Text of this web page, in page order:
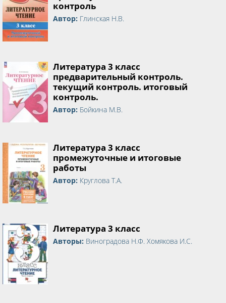
контроль
Автор: Глинская Н.В.
Литература 3 класс
предварительный контроль.
текущий контроль. итоговый
контроль.
Автор: Бойкина М.В.
Литература 3 класс
промежуточные и итоговые
работы
Автор: Круглова Т.А.
Литература 3 класс
Авторы: Виноградова Н.Ф. Хомякова И.С.